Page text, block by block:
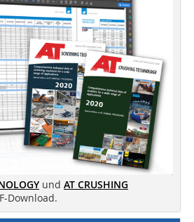
und AT CRUSHING
Download.